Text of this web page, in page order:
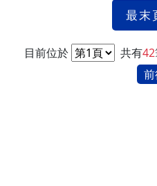
最末
目前位於 共有42